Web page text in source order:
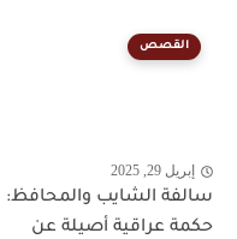
القصص
إبريل 29, 2025
سالفة الشايب والمحافظ:
حكمة عراقية أصيلة عن